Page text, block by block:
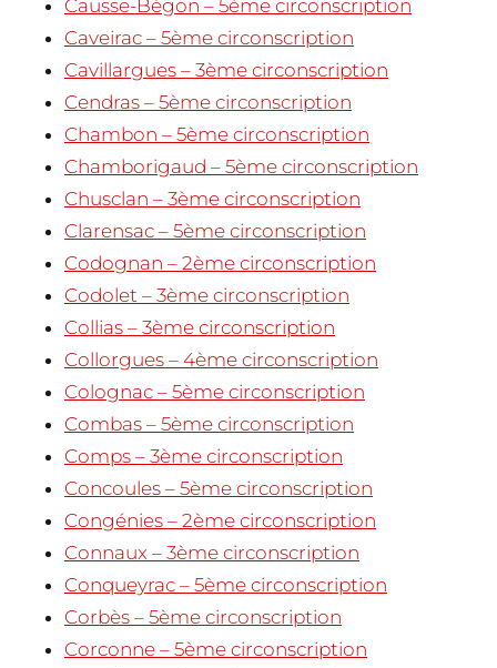
Causse-Bégon – 5ème circonscription
Caveirac – 5ème circonscription
Cavillargues – 3ème circonscription
Cendras – 5ème circonscription
Chambon – 5ème circonscription
Chamborigaud – 5ème circonscription
Chusclan – 3ème circonscription
Clarensac – 5ème circonscription
Codognan – 2ème circonscription
Codolet – 3ème circonscription
Collias – 3ème circonscription
Collorgues – 4ème circonscription
Colognac – 5ème circonscription
Combas – 5ème circonscription
Comps – 3ème circonscription
Concoules – 5ème circonscription
Congénies – 2ème circonscription
Connaux – 3ème circonscription
Conqueyrac – 5ème circonscription
Corbès – 5ème circonscription
Corconne – 5ème circonscription